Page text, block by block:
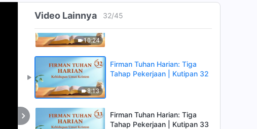
Video Lainnya 32/45
10:24
Firman Tuhan Harian: Tiga
8:13
Firman Tuhan Harian: Tiga
Tahap Pekerjaan | Kutipan 32
Firman Tuhan Harian: Tiga
Tahap Pekerjaan | Kutipan 33